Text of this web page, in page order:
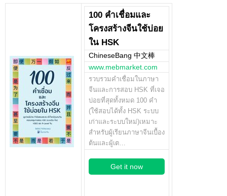
100 คำเชื่อมและ
โครงสร้างจีนใช้บ่อย
ใน HSK
ChineseBang 中文棒
www.mebmarket.com
รวบรวมคำเชื่อมในภาษา
จีนและการสอบ HSK ที่เจอ
บ่อยที่สุดทั้งหมด 100 คำ
(ใช้สอบได้ทั้ง HSK ระบบ
เก่าและระบบใหม่)เหมาะ
สำหรับผู้เรียนภาษาจีนเบื้อง
ต้นและผู้เต…
Get it now